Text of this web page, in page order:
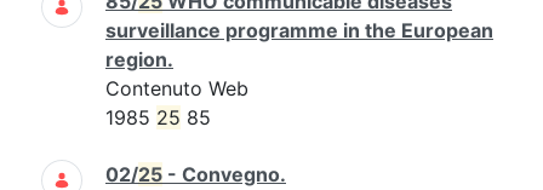
surveillance programme in the European
region.
Contenuto Web
1985 25 85
02/25 - Convegno.